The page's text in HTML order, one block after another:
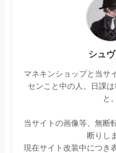
シュ
マネキンショップと当サ
センこと中の人。日課
と。
当サイトの画像等、無断
断りし
現在サイト改装中につき